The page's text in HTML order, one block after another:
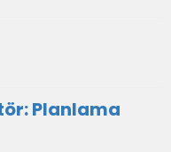
Planlama